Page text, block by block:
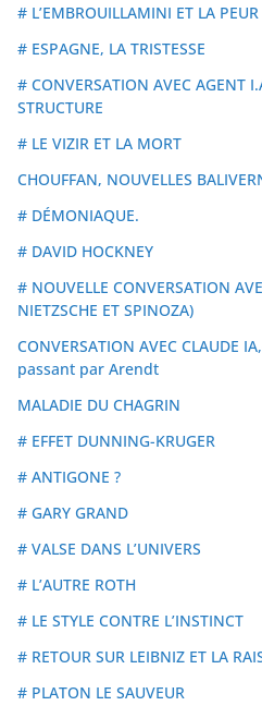
# L’EMBROUILLAMINI ET LA PEUR
# ESPAGNE, LA TRISTESSE
# CONVERSATION AVEC AGENT
STRUCTURE
# LE VIZIR ET LA MORT
CHOUFFAN, NOUVELLES
# DÉMONIAQUE.
# DAVID HOCKNEY
# NOUVELLE CONVERSATION
NIETZSCHE ET SPINOZA)
CONVERSATION AVEC CLAUDE
passant par Arendt
MALADIE DU CHAGRIN
# EFFET DUNNING-KRUGER
# ANTIGONE ?
# GARY GRAND
# VALSE DANS L’UNIVERS
# L’AUTRE ROTH
# LE STYLE CONTRE L’INSTINCT
# RETOUR SUR LEIBNIZ ET LA
# PLATON LE SAUVEUR